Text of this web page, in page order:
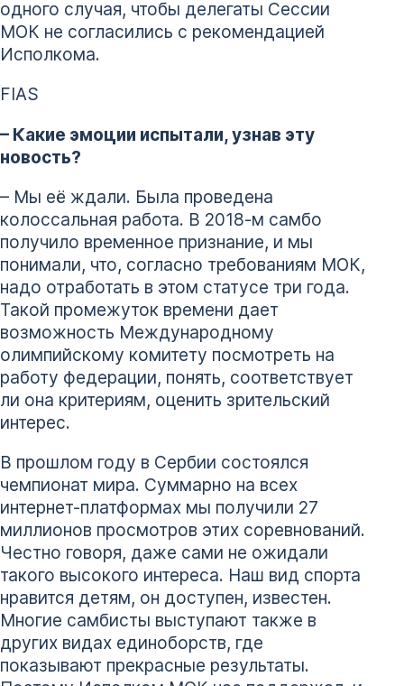
одного случая, чтобы делегаты Сессии
МОК не согласились с рекомендацией
Исполкома.
FIAS
– Какие эмоции испытали, узнав эту
новость?
– Мы её ждали. Была проведена
колоссальная работа. В 2018-м самбо
получило временное признание, и мы
понимали, что, согласно требованиям МОК,
надо отработать в этом статусе три года.
Такой промежуток времени дает
возможность Международному
олимпийскому комитету посмотреть на
работу федерации, понять, соответствует
ли она критериям, оценить зрительский
интерес.
В прошлом году в Сербии состоялся
чемпионат мира. Суммарно на всех
интернет-платформах мы получили 27
миллионов просмотров этих соревнований.
Честно говоря, даже сами не ожидали
такого высокого интереса. Наш вид спорта
нравится детям, он доступен, известен.
Многие самбисты выступают также в
других видах единоборств, где
показывают прекрасные результаты.